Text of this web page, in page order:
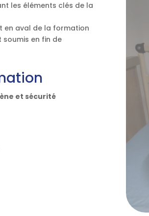
les éléments clés de la
en aval de la formation
en fin de
et sécurité